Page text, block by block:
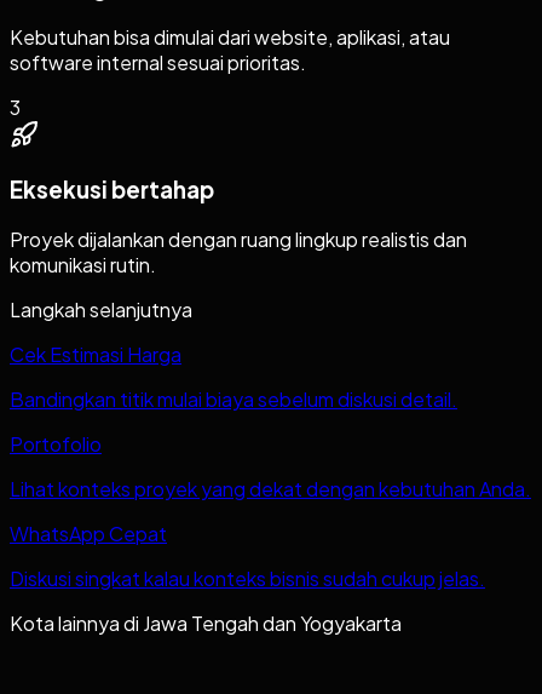
Kebutuhan bisa dimulai dari website, aplikasi, atau
software internal sesuai prioritas.
3
Eksekusi bertahap
Proyek dijalankan dengan ruang lingkup realistis dan
komunikasi rutin.
Langkah selanjutnya
Cek Estimasi Harga
Bandingkan titik mulai biaya sebelum diskusi detail.
Portofolio
Lihat konteks proyek yang dekat dengan kebutuhan Anda.
WhatsApp Cepat
Diskusi singkat kalau konteks bisnis sudah cukup jelas.
Kota lainnya di Jawa Tengah dan Yogyakarta